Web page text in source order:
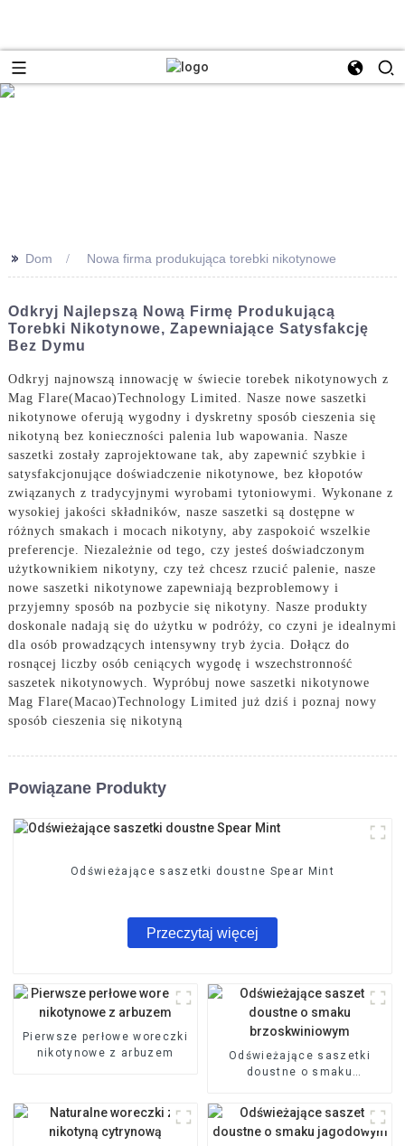
>> Dom Nowa firma produkująca torebki nikotynowe
Odkryj Najlepszą Nową Firmę Produkującą
Torebki Nikotynowe, Zapewniające Satysfakcję
Bez Dymu
Odkryj najnowszą innowację w świecie torebek nikotynowych z
Mag Flare(Macao)Technology Limited. Nasze nowe saszetki
nikotynowe oferują wygodny i dyskretny sposób cieszenia się
nikotyną bez konieczności palenia lub wapowania. Nasze
saszetki zostały zaprojektowane tak, aby zapewnić szybkie i
satysfakcjonujące doświadczenie nikotynowe, bez kłopotów
związanych z tradycyjnymi wyrobami tytoniowymi. Wykonane z
wysokiej jakości składników, nasze saszetki są dostępne w
różnych smakach i mocach nikotyny, aby zaspokoić wszelkie
preferencje. Niezależnie od tego, czy jesteś doświadczonym
użytkownikiem nikotyny, czy też chcesz rzucić palenie, nasze
nowe saszetki nikotynowe zapewniają bezproblemowy i
przyjemny sposób na pozbycie się nikotyny. Nasze produkty
doskonale nadają się do użytku w podróży, co czyni je idealnymi
dla osób prowadzących intensywny tryb życia. Dołącz do
rosnącej liczby osób ceniących wygodę i wszechstronność
saszetek nikotynowych. Wypróbuj nowe saszetki nikotynowe
Mag Flare(Macao)Technology Limited już dziś i poznaj nowy
sposób cieszenia się nikotyną
Powiązane Produkty
Odświeżające saszetki doustne Spear Mint
Przeczytaj więcej
Pierwsze perłowe woreczki
nikotynowe z arbuzem
Odświeżające saszetki
doustne o smaku